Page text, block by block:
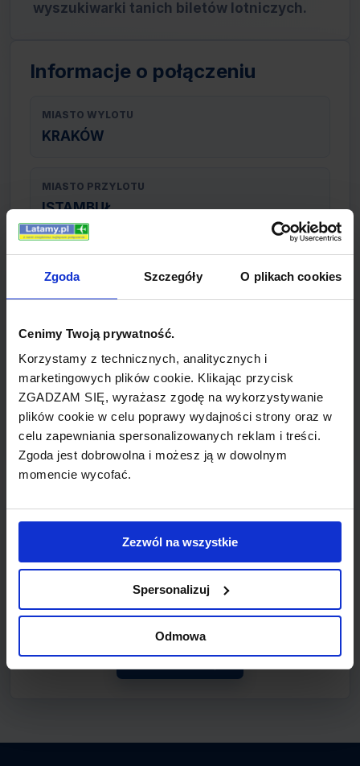
Zgoda Szczegóły O plikach cookies
Cenimy Twoją prywatność.
Korzystamy z technicznych, analitycznych i
marketingowych plików cookie. Klikając przycisk
ZGADZAM SIĘ, wyrażasz zgodę na wykorzystywanie
plików cookie w celu poprawy wydajności strony oraz w
celu zapewniania spersonalizowanych reklam i treści.
Zgoda jest dobrowolna i możesz ją w dowolnym
momencie wycofać.
Zezwól na wszystkie
Spersonalizuj
Odmowa
wyszukiwarki tanich biletów lotniczych.
Informacje o połączeniu
MIASTO WYLOTU
KRAKÓW
MIASTO PRZYLOTU
ISTAMBUŁ
TYP POŁĄCZENIA
z przesiadką
REZERWACJA
online lub telefoniczna
PŁATNOŚĆ
przelew, gotówka, karta
LINIA LOTNICZA
Czech Airlines
lotnicze.